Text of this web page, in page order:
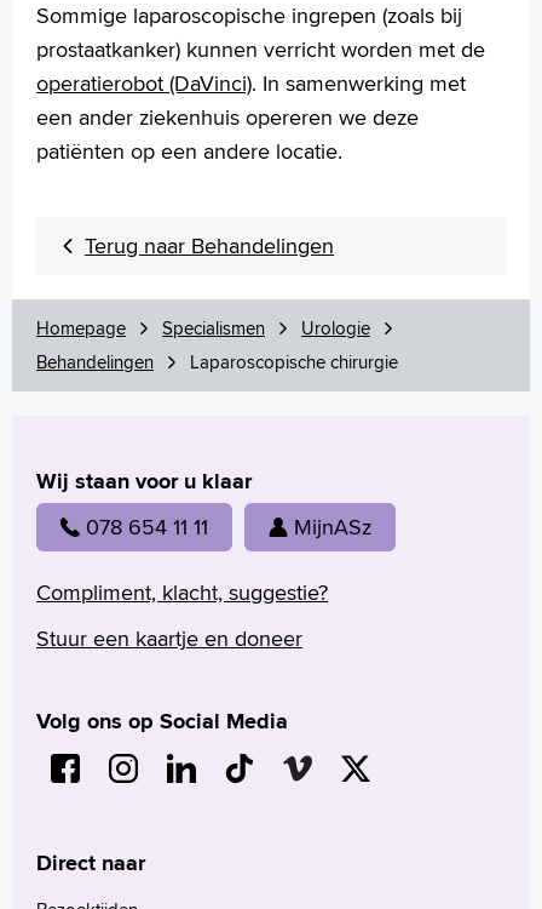
Sommige laparoscopische ingrepen (zoals bij
prostaatkanker) kunnen verricht worden met de
operatierobot (DaVinci). In samenwerking met
een ander ziekenhuis opereren we deze
patiënten op een andere locatie.
Terug naar Behandelingen
Homepage Specialismen
Urologie
Behandelingen
Laparoscopische chirurgie
Wij staan voor u klaar
078 654 11 11 MijnASz
Compliment, klacht, suggestie?
Stuur een kaartje en doneer
Volg ons op Social Media
Direct naar